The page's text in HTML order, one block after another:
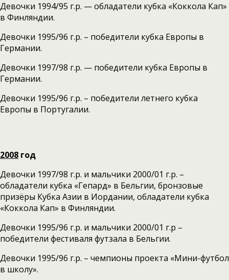
Девочки 1994/95 г.р. — обладатели кубка «Коккола Кап»
в Финляндии.
Девочки 1995/96 г.р. – победители кубка Европы в
Германии.
Девочки 1997/98 г.р. — победители кубка Европы в
Германии.
Девочки 1995/96 г.р. – победители летнего кубка
Европы в Португалии.
2008 год
Девочки 1997/98 г.р. и мальчики 2000/01 г.р. –
обладатели кубка «Гепард» в Бельгии, бронзовые
призёры Кубка Азии в Иордании, обладатели кубка
«Коккола Кап» в Финляндии.
Девочки 1995/96 г.р. и мальчики 2000/01 г.р –
победители фестиваля футзала в Бельгии.
Девочки 1995/96 г.р. – чемпионы проекта «Мини-футбол
в школу».